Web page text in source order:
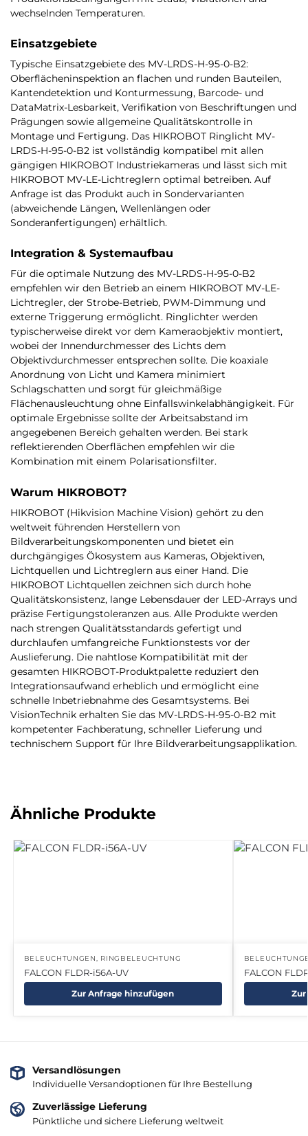
wechselnden Temperaturen.
Einsatzgebiete
Typische Einsatzgebiete des MV-LRDS-H-95-0-B2:
Oberflächeninspektion an flachen und runden Bauteilen,
Kantendetektion und Konturmessung, Barcode- und
DataMatrix-Lesbarkeit, Verifikation von Beschriftungen und
Prägungen sowie allgemeine Qualitätskontrolle in
Montage und Fertigung. Das HIKROBOT Ringlicht MV-
LRDS-H-95-0-B2 ist vollständig kompatibel mit allen
gängigen HIKROBOT Industriekameras und lässt sich mit
HIKROBOT MV-LE-Lichtreglern optimal betreiben. Auf
Anfrage ist das Produkt auch in Sondervarianten
(abweichende Längen, Wellenlängen oder
Sonderanfertigungen) erhältlich.
Integration & Systemaufbau
Für die optimale Nutzung des MV-LRDS-H-95-0-B2
empfehlen wir den Betrieb an einem HIKROBOT MV-LE-
Lichtregler, der Strobe-Betrieb, PWM-Dimmung und
externe Triggerung ermöglicht. Ringlichter werden
typischerweise direkt vor dem Kameraobjektiv montiert,
wobei der Innendurchmesser des Lichts dem
Objektivdurchmesser entsprechen sollte. Die koaxiale
Anordnung von Licht und Kamera minimiert
Schlagschatten und sorgt für gleichmäßige
Flächenausleuchtung ohne Einfallswinkelabhängigkeit. Für
optimale Ergebnisse sollte der Arbeitsabstand im
angegebenen Bereich gehalten werden. Bei stark
reflektierenden Oberflächen empfehlen wir die
Kombination mit einem Polarisationsfilter.
Warum HIKROBOT?
HIKROBOT (Hikvision Machine Vision) gehört zu den
weltweit führenden Herstellern von
Bildverarbeitungskomponenten und bietet ein
durchgängiges Ökosystem aus Kameras, Objektiven,
Lichtquellen und Lichtreglern aus einer Hand. Die
HIKROBOT Lichtquellen zeichnen sich durch hohe
Qualitätskonsistenz, lange Lebensdauer der LED-Arrays und
präzise Fertigungstoleranzen aus. Alle Produkte werden
nach strengen Qualitätsstandards gefertigt und
durchlaufen umfangreiche Funktionstests vor der
Auslieferung. Die nahtlose Kompatibilität mit der
gesamten HIKROBOT-Produktpalette reduziert den
Integrationsaufwand erheblich und ermöglicht eine
schnelle Inbetriebnahme des Gesamtsystems. Bei
VisionTechnik erhalten Sie das MV-LRDS-H-95-0-B2 mit
kompetenter Fachberatung, schneller Lieferung und
technischem Support für Ihre Bildverarbeitungsapplikation.
Ähnliche Produkte
BELEUCHTUNGEN, RINGBELEUCHTUNG
FALCON FLDR-i56A-UV
Zur Anfrage hinzufügen
FALCON
Versandlösungen
Individuelle Versandoptionen für Ihre Bestellung
Zuverlässige Lieferung
Pünktliche und sichere Lieferung weltweit